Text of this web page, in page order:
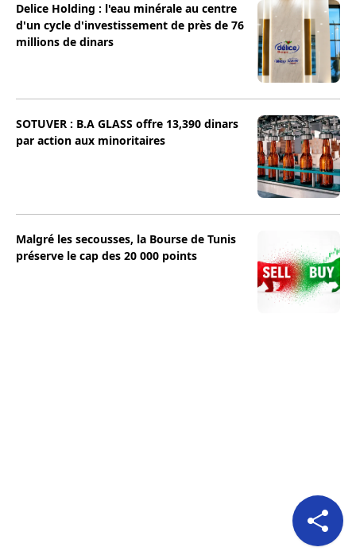
Delice Holding : l'eau minérale au centre
d'un cycle d'investissement de près de 76
millions de dinars
SOTUVER : B.A GLASS offre 13,390 dinars
par action aux minoritaires
Malgré les secousses, la Bourse de Tunis
préserve le cap des 20 000 points